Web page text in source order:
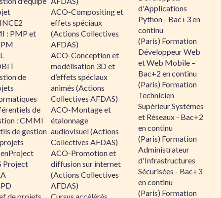
: PMP et
de
de
: CMMI
de gestion
Project
ACO-Compositing et
effets spéciaux
(Actions Collectives
AFDAS)
ACO-Conception et
modélisation 3D et
d’effets spéciaux
animés (Actions
Collectives AFDAS)
ACO-Montage et
étalonnage
audiovisuel (Actions
Collectives AFDAS)
ACO-Promotion et
diffusion sur internet
(Actions Collectives
AFDAS)
d'Applications
Python - Bac+3 en
continu
(Paris) Formation
Développeur Web
et Web Mobile –
Bac+2 en continu
(Paris) Formation
Technicien
Supérieur Systèmes
et Réseaux - Bac+2
en continu
(Paris) Formation
Administrateur
d'Infrastructures
Sécurisées - Bac+3
en continu
(Paris) Formation